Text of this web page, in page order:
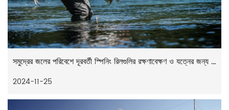
সমুদ্রের জলের পরিবেশে দূরবর্তী স্পিনিং রিলগুলির রক্ষণাবেক্ষণ ও যত্নের জন্য কী কী সতর্কতা রয়েছে
2024-11-25